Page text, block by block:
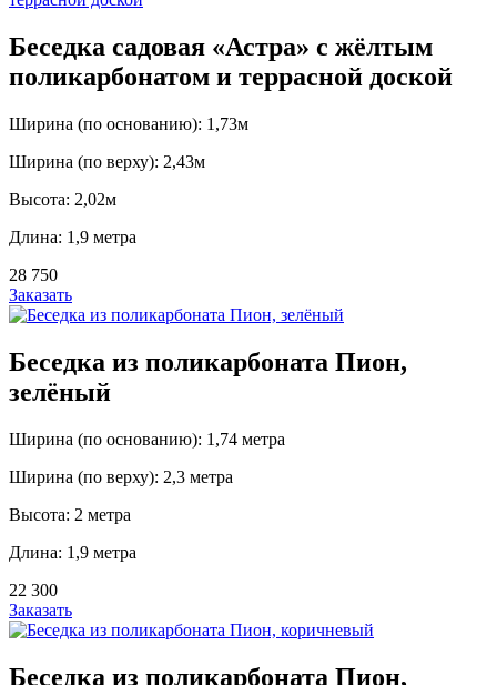
Беседка садовая «Астра» с жёлтым
поликарбонатом и террасной доской
Ширина (по основанию): 1,73м
Ширина (по верху): 2,43м
Высота: 2,02м
Длина: 1,9 метра
28 750
Заказать
Беседка из поликарбоната Пион,
зелёный
Ширина (по основанию): 1,74 метра
Ширина (по верху): 2,3 метра
Высота: 2 метра
Длина: 1,9 метра
22 300
Заказать
Беседка из поликарбоната Пион,